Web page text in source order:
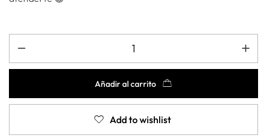
Añadir al carrito
Add to wishlist